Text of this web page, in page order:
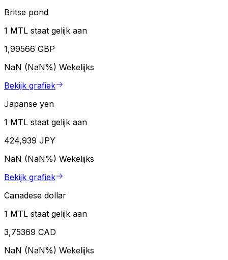
Britse pond
1 MTL staat gelijk aan
1,99566 GBP
NaN (NaN%) Wekelijks
Bekijk grafiek
Japanse yen
1 MTL staat gelijk aan
424,939 JPY
NaN (NaN%) Wekelijks
Bekijk grafiek
Canadese dollar
1 MTL staat gelijk aan
3,75369 CAD
NaN (NaN%) Wekelijks